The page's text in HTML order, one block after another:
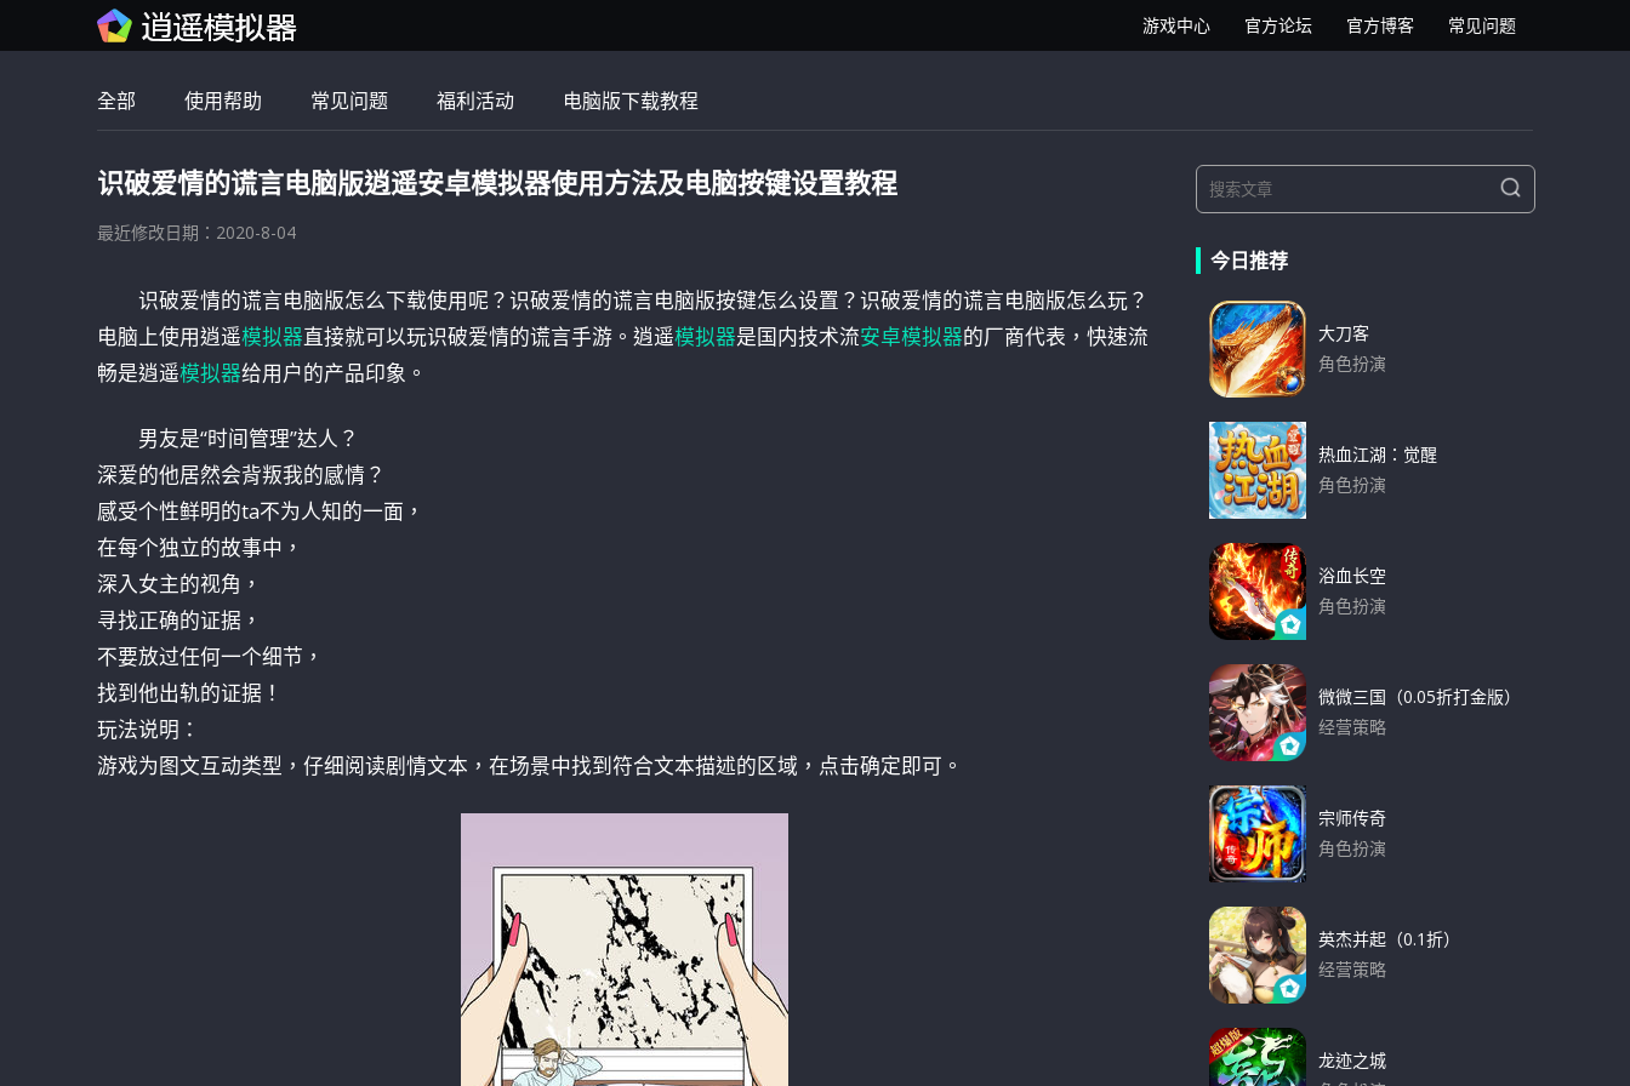
逍遥安卓模拟器 常见问题
官方博客
官方论坛
游戏中心
全部 使用帮助 常见问题 福利活动 电脑版下载教程
识破爱情的谎言电脑版逍遥安卓模拟器使用方法及电脑按键设置教程
最近修改日期：2020-8-04
识破爱情的谎言电脑版怎么下载使用呢？识破爱情的谎言电脑版按键怎么设置？识破爱情的谎言电脑版怎么玩？
电脑上使用逍遥模拟器直接就可以玩识破爱情的谎言手游。逍遥模拟器是国内技术流安卓模拟器的厂商代表，快速流
畅是逍遥模拟器给用户的产品印象。
男友是“时间管理”达人？
深爱的他居然会背叛我的感情？
感受个性鲜明的ta不为人知的一面，
在每个独立的故事中，
深入女主的视角，
寻找正确的证据，
不要放过任何一个细节，
找到他出轨的证据！
玩法说明：
游戏为图文互动类型，仔细阅读剧情文本，在场景中找到符合文本描述的区域，点击确定即可。
e
S
e
今日推荐
大刀客
角色扮演
热血江湖：觉醒
角色扮演
浴血长空
角色扮演
微微三国（0.05折打金版）
经营策略
宗师传奇
角色扮演
英杰并起（0.1折）
经营策略
龙迹之城